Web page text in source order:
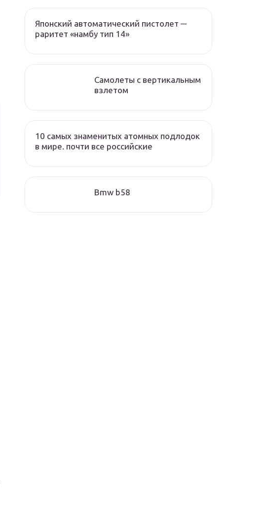
Японский автоматический пистолет ─
раритет «намбу тип 14»
Самолеты с вертикальным
взлетом
10 самых знаменитых атомных подлодок
в мире. почти все российские
Bmw b58